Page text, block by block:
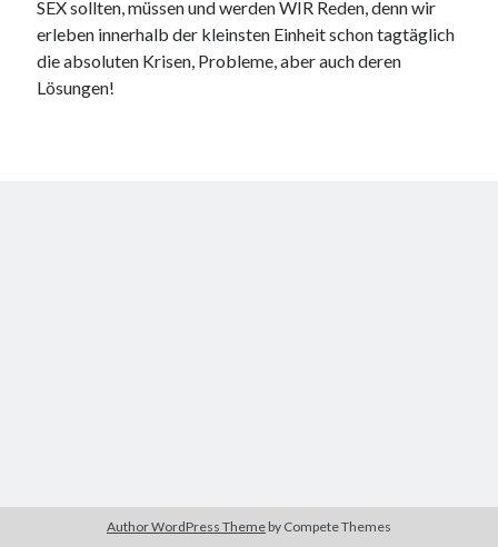
SEX sollten, müssen und werden WIR Reden, denn wir
erleben innerhalb der kleinsten Einheit schon tagtäglich
die absoluten Krisen, Probleme, aber auch deren
Lösungen!
Author WordPress Theme by Compete Themes